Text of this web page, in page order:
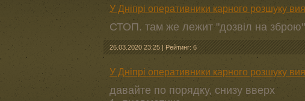
У Дніпрі оперативники карного розшуку
СТОП. там же лежит "дозвіл на
26.03.2020 23:25 | Рейтинг: 6
У Дніпрі оперативники карного розшуку
давайте по порядку, снизу вверх